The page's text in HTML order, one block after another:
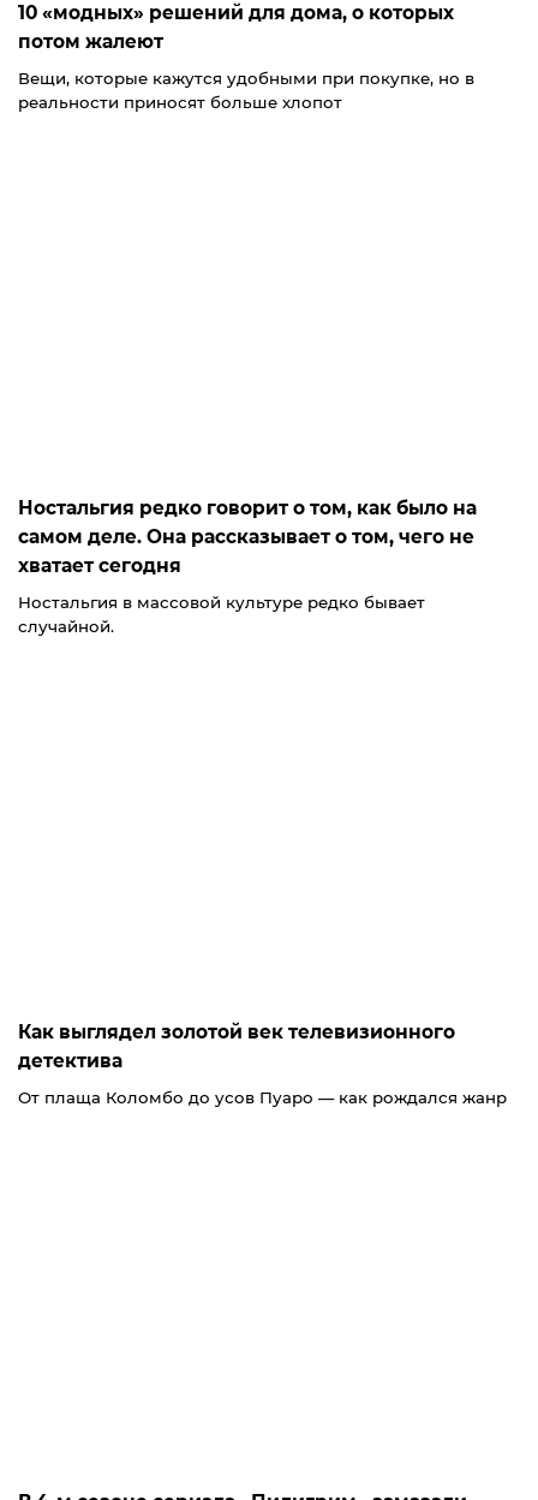
10 «модных» решений для дома, о которых
потом жалеют
Вещи, которые кажутся удобными при покупке, но в
реальности приносят больше хлопот
Ностальгия редко говорит о том, как было на
самом деле. Она рассказывает о том, чего не
хватает сегодня
Ностальгия в массовой культуре редко бывает
случайной.
Как выглядел золотой век телевизионного
детектива
От плаща Коломбо до усов Пуаро — как рождался жанр